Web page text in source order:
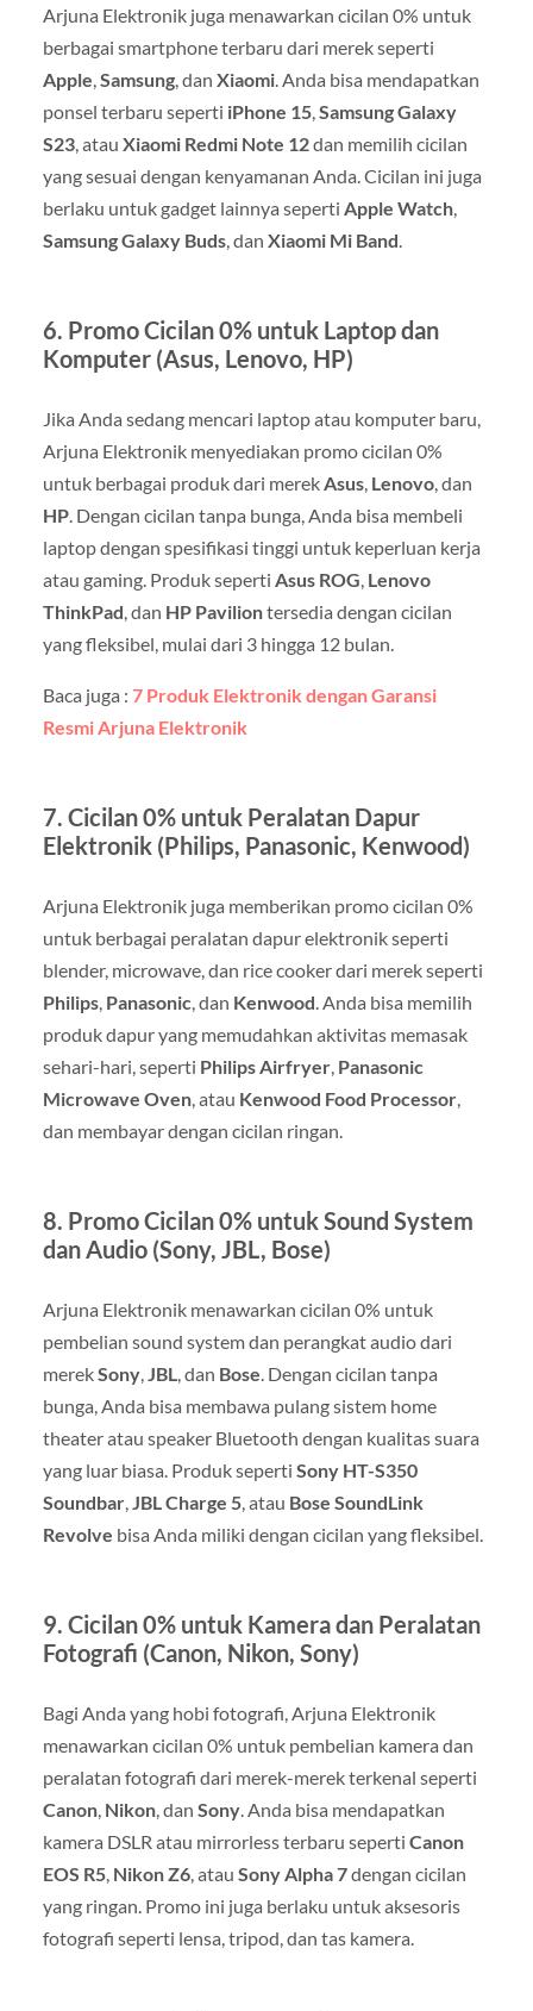
Arjuna Elektronik juga menawarkan cicilan 0% untuk
berbagai smartphone terbaru dari merek seperti
Apple Samsung, dan Xiaomi. Anda bisa mendapatkan
ponsel terbaru seperti iPhone 15, Samsung Galaxy
S23, atau Xiaomi Redmi Note 12dan memilih cicilan
yang sesuai dengan kenyamanan Anda. Cicilan ini juga
berlaku untuk gadget lainnya seperti Apple Watch,
Samsung Galaxy Buds, dan Xiaomi Mi Band
6. Promo Cicilan 0% untuk Laptop dan
Komputer (Asus, Lenovo, HP)
Jika Anda sedang mencari laptop atau komputer baru,
Arjuna Elektronik menyediakan promo cicilan 0%
untuk berbagai produk dari merek Asus, Lenovo, dan
HP. Dengan cicilan tanpa bunga, Anda bisa membeli
laptop dengan spesifikasi tinggi untuk keperluan kerja
atau gaming. Produk seperti Asus ROG Lenovo
ThinkPad , dan HP Paviliontersedia dengan cicilan
yang fleksibel, mulai dari 3 hingga 12 bulan.
Baca juga : 7 Produk Elektronik dengan Garansi
Resmi Arjuna Elektronik
7. Cicilan 0% untuk Peralatan Dapur
Elektronik (Philips, Panasonic, Kenwood)
Arjuna Elektronik juga memberikan promo cicilan 0%
untuk berbagai peralatan dapur elektronik seperti
blender, microwave, dan rice cooker dari merek seperti
Philips, Panasonic , dan Kenwood . Anda bisa memilih
produk dapur yang memudahkan aktivitas memasak
sehari-hari, seperti Philips Airfryer, Panasonic
Microwave Oven, atau Kenwood Food Processor,
dan membayar dengan cicilan ringan.
8. Promo Cicilan 0% untuk Sound System
dan Audio (Sony, JBL, Bose)
Arjuna Elektronik menawarkan cicilan 0% untuk
pembelian sound system dan perangkat audio dari
merekSony, JBL , dan Bose . Dengan cicilan tanpa
bunga, Anda bisa membawa pulang sistem home
theater atau speaker Bluetooth dengan kualitas suara
yang luar biasa. Produk seperti Sony HT-S350
Soundbar, JBL Charge 5, atau Bose SoundLink
Revolve bisa Anda miliki dengan cicilan yang fleksibel.
9. Cicilan 0% untuk Kamera dan Peralatan
Fotografi (Canon, Nikon, Sony)
Bagi Anda yang hobi fotografi, Arjuna Elektronik
menawarkan cicilan 0% untuk pembelian kamera dan
peralatan fotografi dari merek-merek terkenal seperti
Canon, Nikon, dan Sony. Anda bisa mendapatkan
kamera DSLR atau mirrorless terbaru seperti Canon
EOS R5, Nikon Z6, atau Sony Alpha 7dengan cicilan
yang ringan. Promo ini juga berlaku untuk aksesoris
fotografi seperti lensa, tripod, dan tas kamera.